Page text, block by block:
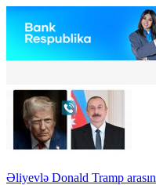
Əliyevlə Donald Tramp